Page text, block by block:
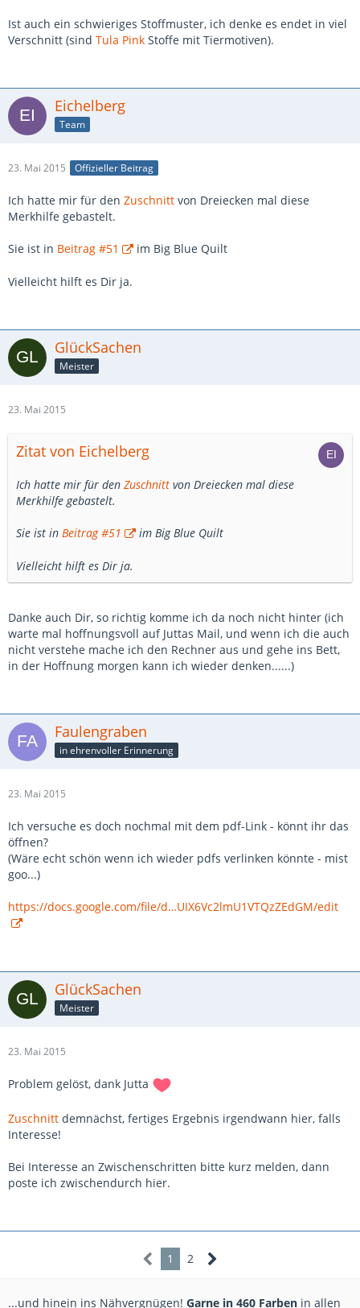
Ist auch ein schwieriges Stoffmuster, ich denke es endet in viel
Verschnitt (sind Tula Pink Stoffe mit Tiermotiven).
Eichelberg
Team
23. Mai 2015 Offizieller Beitrag
Ich hatte mir für den Zuschnitt von Dreiecken mal diese
Merkhilfe gebastelt.
Sie ist in Beitrag #51 im Big Blue Quilt
Vielleicht hilft es Dir ja.
GlückSachen
Meister
23. Mai 2015
Zitat von Eichelberg
Ich hatte mir für den Zuschnitt von Dreiecken mal diese
Merkhilfe gebastelt.
Sie ist in Beitrag #51 im Big Blue Quilt
Vielleicht hilft es Dir ja.
Danke auch Dir, so richtig komme ich da noch nicht hinter (ich
warte mal hoffnungsvoll auf Juttas Mail, und wenn ich die auch
nicht verstehe mache ich den Rechner aus und gehe ins Bett,
in der Hoffnung morgen kann ich wieder denken......)
Faulengraben
in ehrenvoller Erinnerung
23. Mai 2015
Ich versuche es doch nochmal mit dem pdf-Link - könnt ihr das
öffnen?
(Wäre echt schön wenn ich wieder pdfs verlinken könnte - mist
goo...)
https://docs.google.com/file/d…UIX6Vc2lmU1VTQzZEdGM/edit
GlückSachen
Meister
23. Mai 2015
Problem gelöst, dank Jutta
Zuschnitt demnächst, fertiges Ergebnis irgendwann hier, falls
Interesse!
Bei Interesse an Zwischenschritten bitte kurz melden, dann
poste ich zwischendurch hier.
1 2
...und hinein ins Nähvergnügen! Garne in 460 Farben in allen